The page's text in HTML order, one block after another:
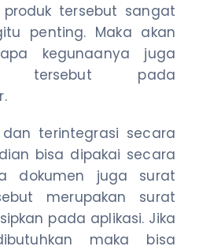
tersebut sangat
penting. Maka akan
kegunaanya juga
tersebut pada
terintegrasi secara
bisa dipakai secara
dokumen juga surat
merupakan surat
pada aplikasi. Jika
maka bisa